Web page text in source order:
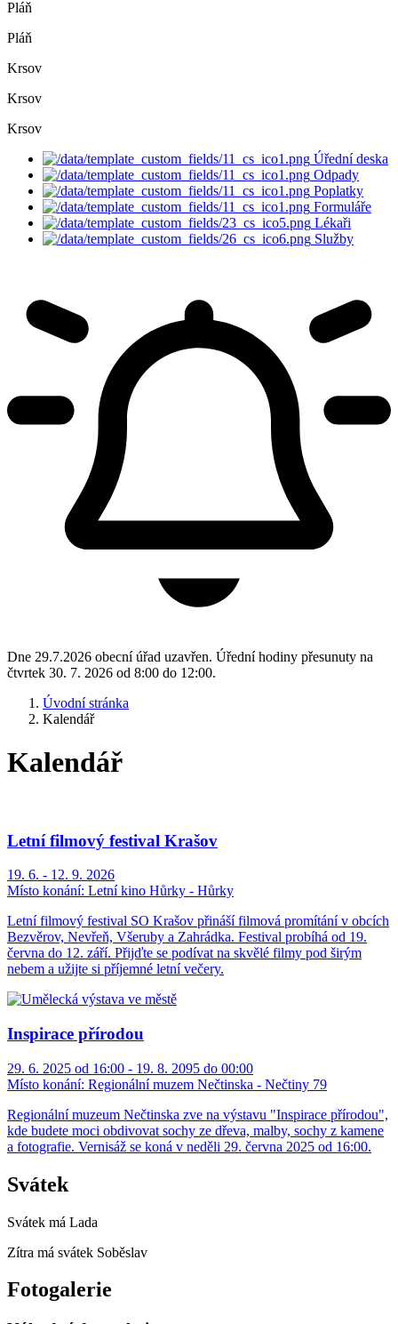
Pláň
Pláň
Krsov
Krsov
Krsov
Úřední deska
Odpady
Poplatky
Formuláře
Lékaři
Služby
Dne 29.7.2026 obecní úřad uzavřen. Úřední hodiny přesunuty na
čtvrtek 30. 7. 2026 od 8:00 do 12:00.
Úvodní stránka
Kalendář
Kalendář
Letní filmový festival Krašov
19. 6. - 12. 9. 2026
Místo konání: Letní kino Hůrky - Hůrky
Letní filmový festival SO Krašov přináší filmová promítání v obcích
Bezvěrov, Nevřeň, Všeruby a Zahrádka. Festival probíhá od 19.
června do 12. září. Přijďte se podívat na skvělé filmy pod širým
nebem a užijte si příjemné letní večery.
Inspirace přírodou
29. 6. 2025 od 16:00 - 19. 8. 2095 do 00:00
Místo konání: Regionální muzem Nečtinska - Nečtiny 79
Regionální muzeum Nečtinska zve na výstavu "Inspirace přírodou",
kde budete moci obdivovat sochy ze dřeva, malby, sochy z kamene
a fotografie. Vernisáž se koná v neděli 29. června 2025 od 16:00.
Svátek
Svátek má Lada
Zítra má svátek Soběslav
Fotogalerie